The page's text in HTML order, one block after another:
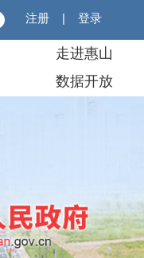
注册 |登录
走进惠山
数据开放